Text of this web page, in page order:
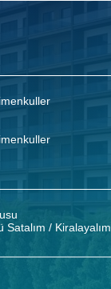
/ Kiralayalım